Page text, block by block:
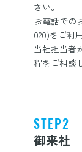
さい。
お電話での
020)をご利
当社担当者
程をご相談
STEP2
御来社